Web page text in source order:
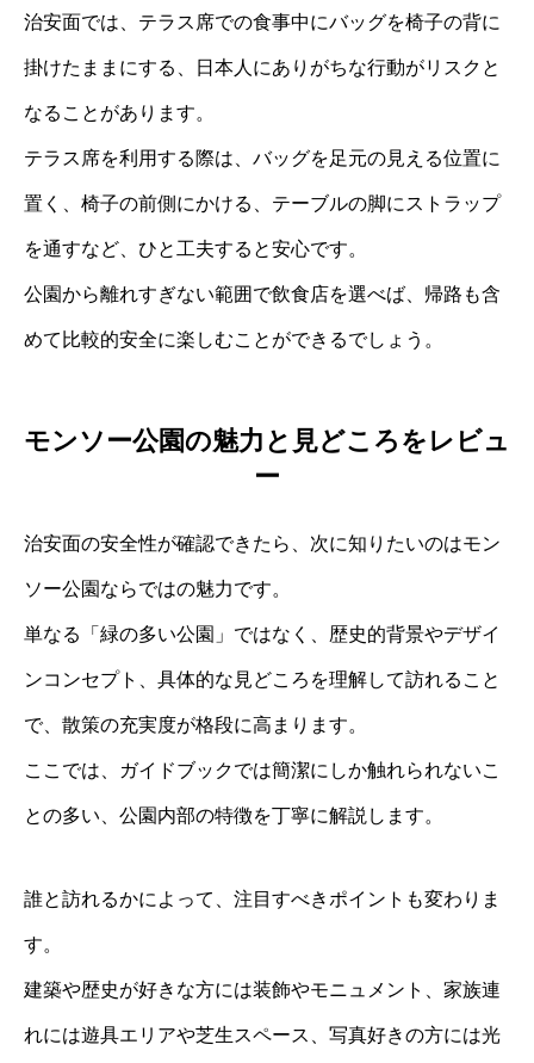
治安面では、テラス席での食事中にバッグを椅子の背に
掛けたままにする、日本人にありがちな行動がリスクと
なることがあります。
テラス席を利用する際は、バッグを足元の見える位置に
置く、椅子の前側にかける、テーブルの脚にストラップ
を通すなど、ひと工夫すると安心です。
公園から離れすぎない範囲で飲食店を選べば、帰路も含
めて比較的安全に楽しむことができるでしょう。
モンソー公園の魅力と見どころをレビュ
ー
治安面の安全性が確認できたら、次に知りたいのはモン
ソー公園ならではの魅力です。
単なる「緑の多い公園」ではなく、歴史的背景やデザイ
ンコンセプト、具体的な見どころを理解して訪れること
で、散策の充実度が格段に高まります。
ここでは、ガイドブックでは簡潔にしか触れられないこ
との多い、公園内部の特徴を丁寧に解説します。
誰と訪れるかによって、注目すべきポイントも変わりま
す。
建築や歴史が好きな方には装飾やモニュメント、家族連
れには遊具エリアや芝生スペース、写真好きの方には光